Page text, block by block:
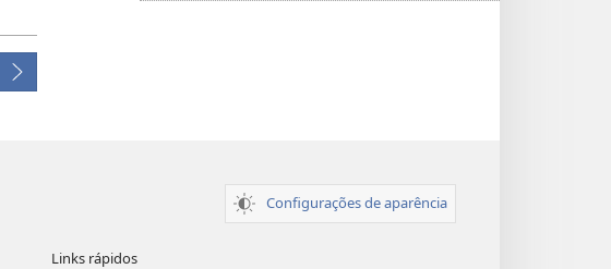
Configurações de aparência
Links rápidos